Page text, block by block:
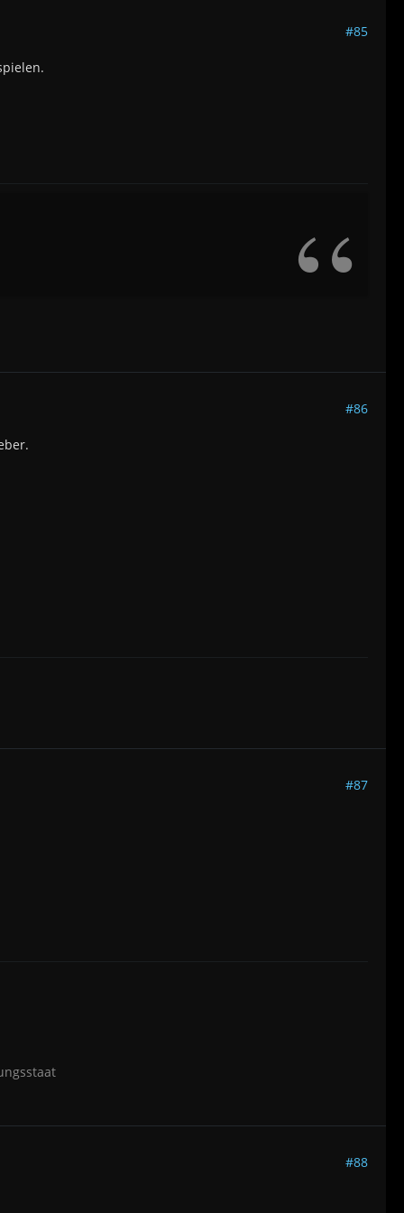
#85
#86
#87
#88